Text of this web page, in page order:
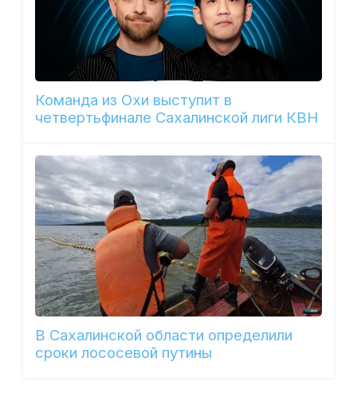
Команда из Охи выступит в
четвертьфинале Сахалинской лиги КВН
В Сахалинской области определили
сроки лососевой путины